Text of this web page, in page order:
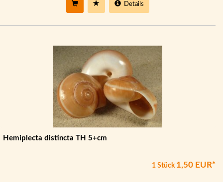
Details
Hemiplecta distincta TH 5+cm
1 Stück 1,50 EUR*